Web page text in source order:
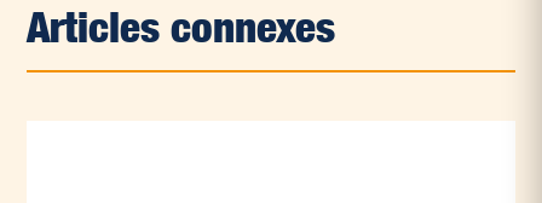
Articles connexes